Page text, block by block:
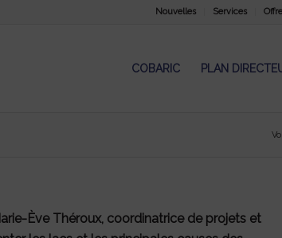
Nouvelles Services
COBARIC PLAN
Ève Théroux, coordinatrice de projets et